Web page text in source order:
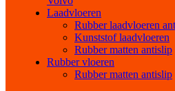
Laadvloeren
Rubber laadvloeren
Kunststof laadvloeren
Rubber matten antislip
Rubber vloeren
Rubber matten antislip